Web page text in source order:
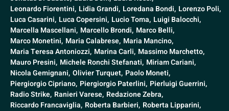
Leonardo Fiorentini, Lidia Grandi, Loredana Bondi, Lorenzo Poli,
Luca Casarini, Luca Copersini, Lucio Toma, Luigi Balocchi,
Marcella Mascellani, Marcello Brondi, Marco Belli,
Marco Monetini, Maria Calabrese, Maria Mancino,
Maria Teresa Antoniozzi, Marina Carli, Massimo Marchetto,
Mauro Presini, Michele Ronchi Stefanati, Miriam Cariani,
Nicola Gemignani, Olivier Turquet, Paolo Moneti,
Piergiorgio Cipriano, Piergiorgio Paterlini, Pierluigi Guerrini,
Radio Strike, Ranieri Varese, Redazione Zebra,
Riccardo Francaviglia, Roberta Barbieri, Roberta Lipparini,